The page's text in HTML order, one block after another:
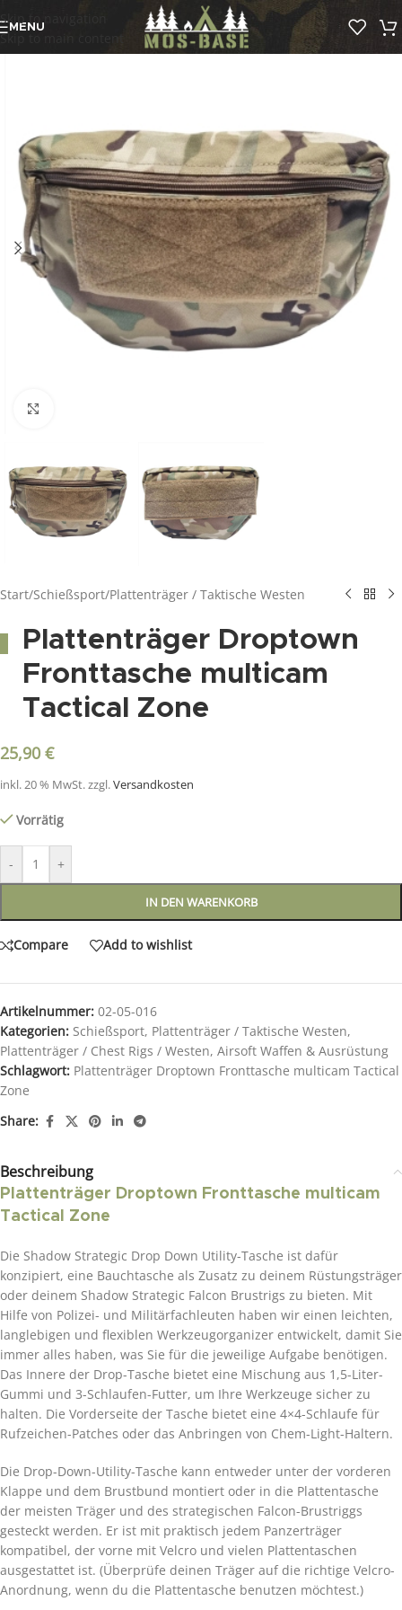
Skip to navigation
Skip to main content
MENU
Start/Schießsport/Plattenträger / Taktische Westen
Plattenträger Droptown
Fronttasche multicam
Tactical Zone
25,90 €
inkl. 20 % MwSt.zzgl.Versandkosten
Vorrätig
- +
IN DEN WARENKORB
Compare Add to wishlist
Artikelnummer: 02-05-016
Kategorien: Schießsport, Plattenträger / Taktische Westen,
Plattenträger / Chest Rigs / Westen, Airsoft Waffen & Ausrüstung
Schlagwort: Plattenträger Droptown Fronttasche multicam Tactical
Zone
Share:
Beschreibung
Plattenträger Droptown Fronttasche multicam
Tactical Zone
Die Shadow Strategic Drop Down Utility-Tasche ist dafür
konzipiert, eine Bauchtasche als Zusatz zu deinem Rüstungsträger
oder deinem Shadow Strategic Falcon Brustrigs zu bieten. Mit
Hilfe von Polizei- und Militärfachleuten haben wir einen leichten,
langlebigen und flexiblen Werkzeugorganizer entwickelt, damit Sie
immer alles haben, was Sie für die jeweilige Aufgabe benötigen.
Das Innere der Drop-Tasche bietet eine Mischung aus 1,5-Liter-
Gummi und 3-Schlaufen-Futter, um Ihre Werkzeuge sicher zu
halten. Die Vorderseite der Tasche bietet eine 4×4-Schlaufe für
Rufzeichen-Patches oder das Anbringen von Chem-Light-Haltern.
Die Drop-Down-Utility-Tasche kann entweder unter der vorderen
Klappe und dem Brustbund montiert oder in die Plattentasche
der meisten Träger und des strategischen Falcon-Brustriggs
gesteckt werden. Er ist mit praktisch jedem Panzerträger
kompatibel, der vorne mit Velcro und vielen Plattentaschen
ausgestattet ist. (Überprüfe deinen Träger auf die richtige Velcro-
Anordnung, wenn du die Plattentasche benutzen möchtest.)